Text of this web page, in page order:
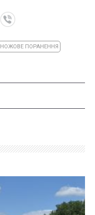
НОЖОВЕ ПОРАНЕННЯ